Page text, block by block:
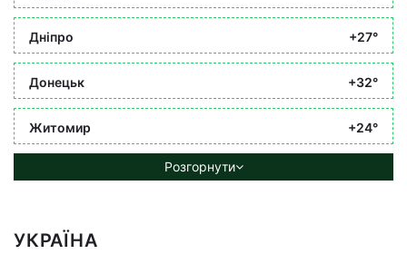
Дніпро +27°
Донецьк +32°
Житомир +24°
Розгорнути
УКРАЇНА